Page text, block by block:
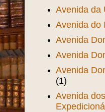
Avenida da
Avenida do
Avenida
Avenida
Avenida
(1)
Avenida dos